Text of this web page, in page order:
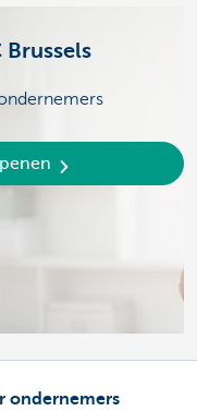
Brussels
ondernemers